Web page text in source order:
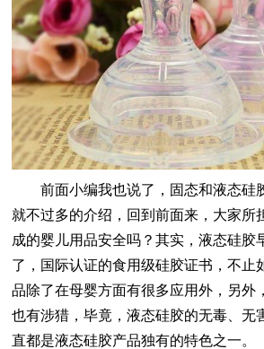
前面小编我也说了，固态和液态硅
就不过多的介绍，回到前面来，大家所
成的婴儿用品安全吗？其实，液态硅胶
了，国际认证的食用级硅胶证书，不止
品除了在母婴方面有很多应用外，另外
也有涉猎，毕竟，液态硅胶的无毒、无
直都是液态硅胶产品独有的特色之一。